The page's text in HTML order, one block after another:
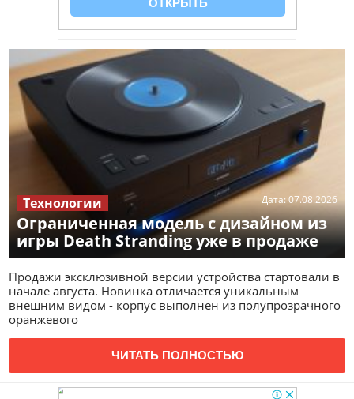
Ограниченная модель с дизайном из
игры Death Stranding уже в продаже
Дата:07.08.2026
Технологии
Продажи эксклюзивной версии устройства стартовали в
начале августа. Новинка отличается уникальным
внешним видом - корпус выполнен из полупрозрачного
оранжевого
ЧИТАТЬ ПОЛНОСТЬЮ